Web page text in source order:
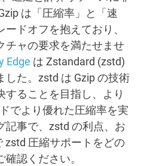
は「圧縮率」と「速
ドオフを抱えており、
チャの要求を満たせませ
Edge は Zstandard (zstd)
した。zstd は Gzip の技術
することを目指し、より
でより優れた圧縮率を実
記事で、zstd の利点、お
zstd 圧縮サポートをどの
認ください。